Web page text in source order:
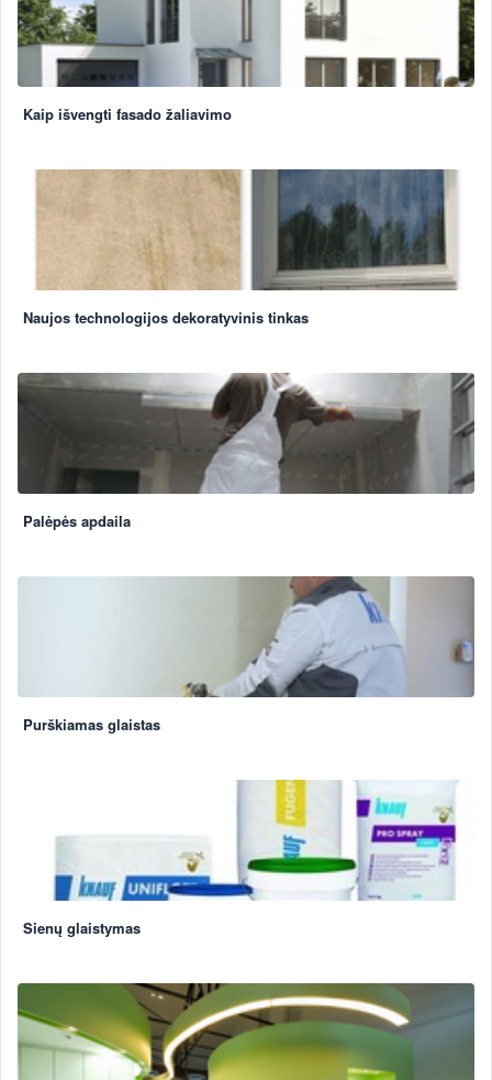
Kaip išvengti fasado žaliavimo
Naujos technologijos dekoratyvinis tinkas
Palėpės apdaila
Purškiamas glaistas
Sienų glaistymas